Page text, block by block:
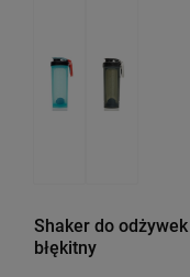
Shaker do
błękitny